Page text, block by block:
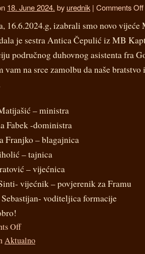
18. June 2024. by urednik | Comments Off
16.6.2024.g, izabrali smo novo vijeće
je sestra Antica Čepulić iz MB
područnog duhovnog asistenta fra
vam na srce zamolbu da naše
– ministra
Fabek -doministra
Franjko – blagajnica
– tajnica
– vijećnica
vijećnik – povjerenik za Framu
Sebastijan- voditeljica formacije
Off
Aktualno